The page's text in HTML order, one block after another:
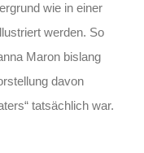
wie in einer
werden. So
Maron bislang
davon
tatsächlich war.